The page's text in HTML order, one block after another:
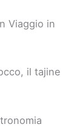
Viaggio in
il tajine